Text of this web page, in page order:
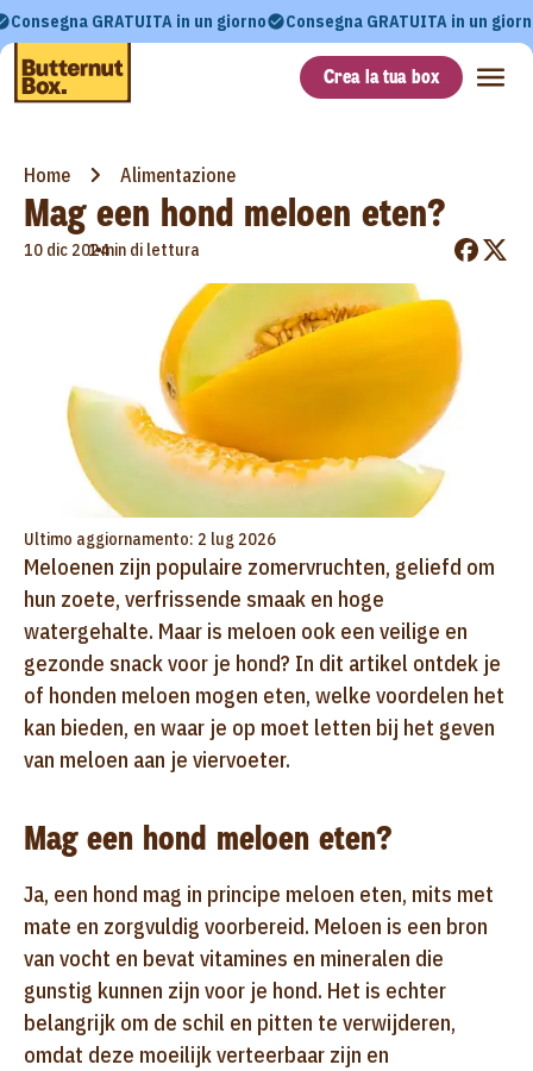
Consegna GRATUITA in un giorno Consegna GRATUITA in un
Crea la tua box
Home Alimentazione
Mag een hond meloen eten?
10 dic 2024
•
1 min di lettura
Ultimo aggiornamento: 2 lug 2026
Meloenen zijn populaire zomervruchten, geliefd om
hun zoete, verfrissende smaak en hoge
watergehalte. Maar is meloen ook een veilige en
gezonde snack voor je hond? In dit artikel ontdek je
of honden meloen mogen eten, welke voordelen het
kan bieden, en waar je op moet letten bij het geven
van meloen aan je viervoeter.
Mag een hond meloen eten?
Ja, een hond mag in principe meloen eten, mits met
mate en zorgvuldig voorbereid. Meloen is een bron
van vocht en bevat vitamines en mineralen die
gunstig kunnen zijn voor je hond. Het is echter
belangrijk om de schil en pitten te verwijderen,
omdat deze moeilijk verteerbaar zijn en